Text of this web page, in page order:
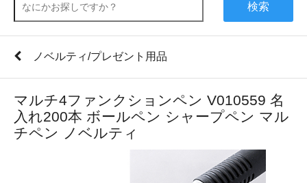
検索
ノベルティ/プレゼント用品
マルチ4ファンクションペン V010559 名
入れ200本 ボールペン シャープペン マル
チペン ノベルティ